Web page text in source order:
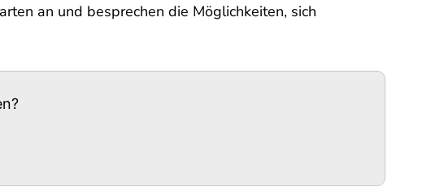
an und besprechen die Möglichkeiten, sich